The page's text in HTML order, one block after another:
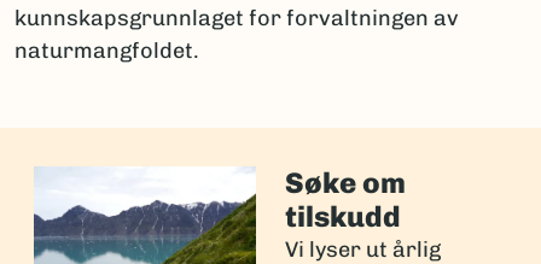
kunnskapsgrunnlaget for forvaltningen av
naturmangfoldet.
Søke om
tilskudd
Vi lyser ut årlig